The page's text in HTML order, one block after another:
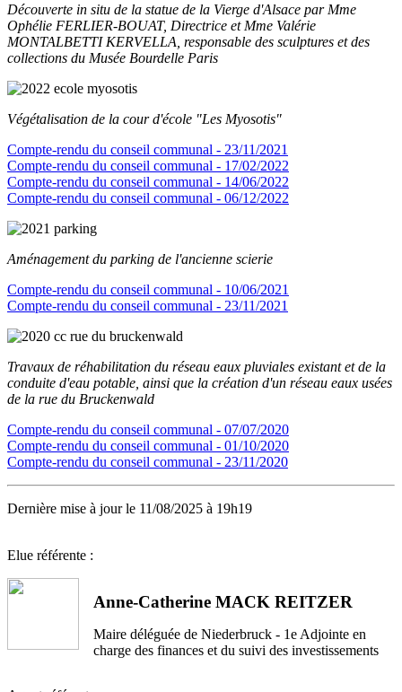
Découverte in situ de la statue de la Vierge d'Alsace par Mme
Ophélie FERLIER-BOUAT, Directrice et Mme Valérie
MONTALBETTI KERVELLA, responsable des sculptures et des
collections du Musée Bourdelle Paris
Végétalisation de la cour d'école "Les Myosotis"
Compte-rendu du conseil communal - 23/11/2021
Compte-rendu du conseil communal - 17/02/2022
Compte-rendu du conseil communal - 14/06/2022
Compte-rendu du conseil communal - 06/12/2022
Aménagement du parking de l'ancienne scierie
Compte-rendu du conseil communal - 10/06/2021
Compte-rendu du conseil communal - 23/11/2021
Travaux de réhabilitation du réseau eaux pluviales existant et de la
conduite d'eau potable, ainsi que la création d'un réseau eaux usées
de la rue du Bruckenwald
Compte-rendu du conseil communal - 07/07/2020
Compte-rendu du conseil communal - 01/10/2020
Compte-rendu du conseil communal - 23/11/2020
Dernière mise à jour le 11/08/2025 à 19h19
Elue référente :
Anne-Catherine MACK REITZER
Maire déléguée de Niederbruck - 1e Adjointe en
charge des finances et du suivi des investissements